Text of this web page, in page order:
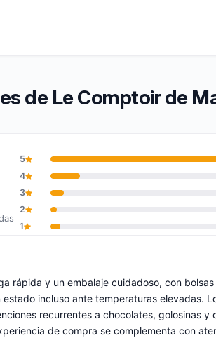
de Le Comptoir de
9,4 de 10
5
4
3
2
1
rápida y un embalaje cuidadoso, con
incluso ante temperaturas elevadas.
recurrentes a chocolates, golosinas y
de compra se complementa con